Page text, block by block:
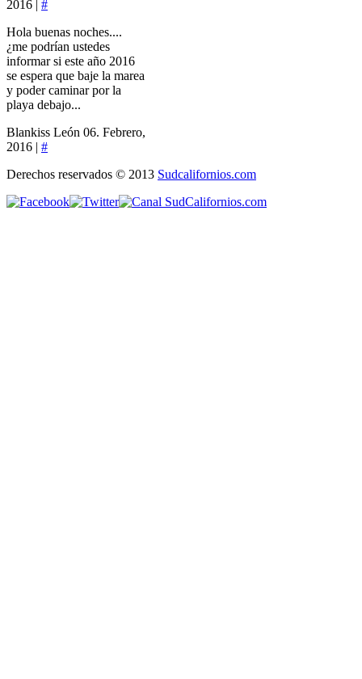
2016 | #
Hola buenas noches....
¿me podrían ustedes
informar si este año 2016
se espera que baje la marea
y poder caminar por la
playa debajo...
Blankiss León 06. Febrero,
2016 | #
Derechos reservados © 2013 Sudcalifornios.com